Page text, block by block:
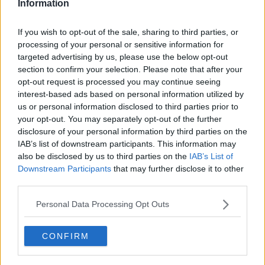
Information
If you wish to opt-out of the sale, sharing to third parties, or
processing of your personal or sensitive information for
targeted advertising by us, please use the below opt-out
section to confirm your selection. Please note that after your
opt-out request is processed you may continue seeing
interest-based ads based on personal information utilized by
us or personal information disclosed to third parties prior to
your opt-out. You may separately opt-out of the further
disclosure of your personal information by third parties on the
IAB’s list of downstream participants. This information may
also be disclosed by us to third parties on the IAB’s List of
Downstream Participants that may further disclose it to other
Personal Data Processing Opt Outs
CONFIRM
in una nota - Se è vero che un piccolo contributo alla città di
Piombino sarebbe opportuno, si sarebbe dovuto ricercare con una
trattativa dapprima politica e rispettosa dei ruoli e delle autorità
competenti, ricercando, attraverso la diplomazia, un dialogo
aperto e costruttivo con i sindaci e il sistema dei porti elbani
coinvolgendo pure le compagnie di trasporti per ricercare, facendo
valere la posizione di vantaggio esclusiva del nostro porto, un
accordo anzitutto politico con le compagini elbane, prima di
sollevare inutili e deleterie polemiche che non portano alcun
risultato".
La questione, infatti, non accennerebbe a placarsi con un botta e
risposta che vende il sindaco di Piombino da una parte e le voci di
sindaci, assessori ed enti elbani dall'altra,fatta salva qualche
eccezione (leggi qui sotto gli articoli correlati)
"Il diverso colore politico delle amministrazioni elbane per quanto ci